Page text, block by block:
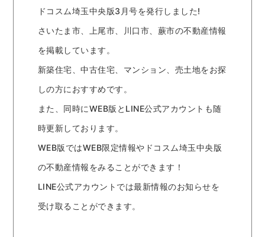
ドコスム埼玉中央版3月号を発行しました!
さいたま市、上尾市、川口市、蕨市の不動産情報
を掲載しています。
新築住宅、中古住宅、マンション、売土地をお探
しの方におすすめです。
また、同時にWEB版とLINE公式アカウントも随
時更新しております。
WEB版ではWEB限定情報やドコスム埼玉中央版
の不動産情報をみることができます！
LINE公式アカウントでは最新情報のお知らせを
受け取ることができます。